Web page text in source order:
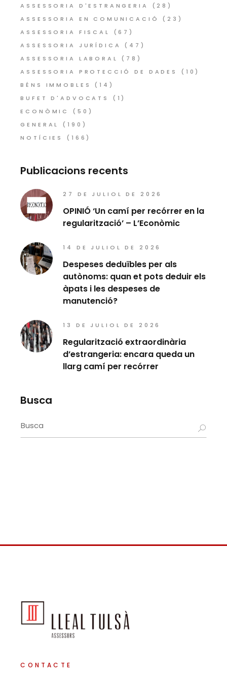
ASSESSORIA D'ESTRANGERIA
(28)
ASSESSORIA EN COMUNICACIÓ
(23)
ASSESSORIA FISCAL
(67)
ASSESSORIA JURÍDICA
(47)
ASSESSORIA LABORAL
(78)
ASSESSORIA PROTECCIÓ DE DADES
(10)
BÉNS IMMOBLES
(14)
BUFET D'ADVOCATS
(1)
ECONÒMIC
(50)
GENERAL
(190)
NOTÍCIES
(166)
Publicacions recents
27 DE JULIOL DE 2026
OPINIÓ ‘Un camí per recórrer en la
regularització’ – L’Econòmic
14 DE JULIOL DE 2026
Despeses deduïbles per als
autònoms: quan et pots deduir els
àpats i les despeses de
manutenció?
13 DE JULIOL DE 2026
Regularització extraordinària
d’estrangeria: encara queda un
llarg camí per recórrer
Busca
Search
for:
CONTACTE